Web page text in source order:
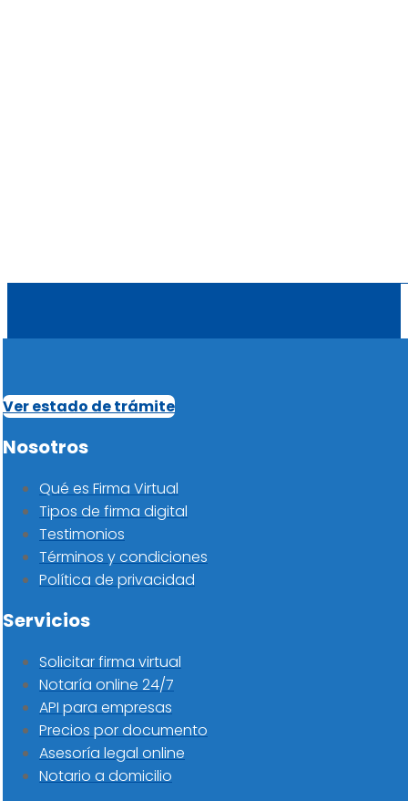
Ver estado de trámite
Nosotros
Qué es Firma Virtual
Tipos de firma digital
Testimonios
Términos y condiciones
Política de privacidad
Servicios
Solicitar firma virtual
Notaría online 24/7
API para empresas
Precios por documento
Asesoría legal online
Notario a domicilio